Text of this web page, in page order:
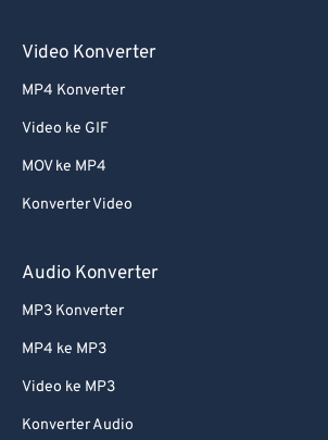
Video Konverter
MP4 Konverter
Video ke GIF
MOV ke MP4
Konverter Video
Audio Konverter
MP3 Konverter
MP4 ke MP3
Video ke MP3
Konverter Audio